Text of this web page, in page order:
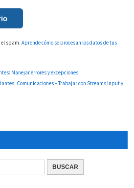
el spam.Aprende cómo se procesan los datos de tus
Manejar errores y excepciones
Comunicaciones – Trabajar con Streams Input y